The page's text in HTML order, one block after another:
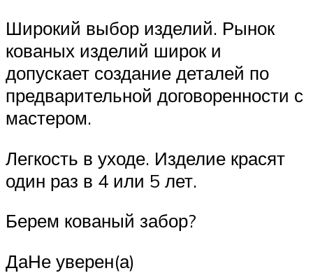
Широкий выбор изделий. Рынок
кованых изделий широк и
допускает создание деталей по
предварительной договоренности с
мастером.
Легкость в уходе. Изделие красят
один раз в 4 или 5 лет.
Берем кованый забор?
ДаНе уверен(а)